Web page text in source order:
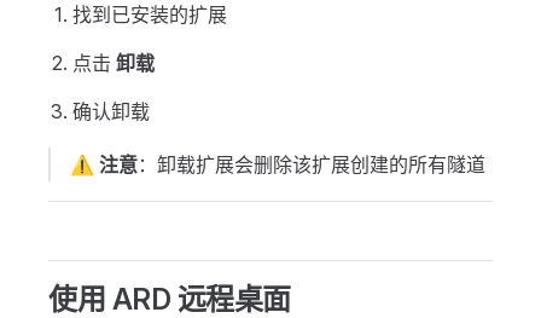
找到已安装的扩展
点击 卸载
确认卸载
⚠️ 注意：卸载扩展会删除该扩展创建的所有隧道
使用 ARD 远程桌面